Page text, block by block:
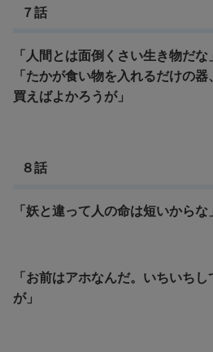
７話
「人間とは面倒くさい生き物だな
「たかが食い物を入れるだけの
買えばよかろうが」
８話
「妖と違って人の命は短いからな
「お前はアホなんだ。いちいち
が」